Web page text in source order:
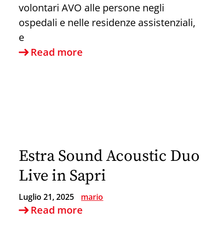
volontari AVO alle persone negli
ospedali e nelle residenze assistenziali,
e
Read more
Estra Sound Acoustic Duo
Live in Sapri
Luglio 21, 2025 mario
Read more